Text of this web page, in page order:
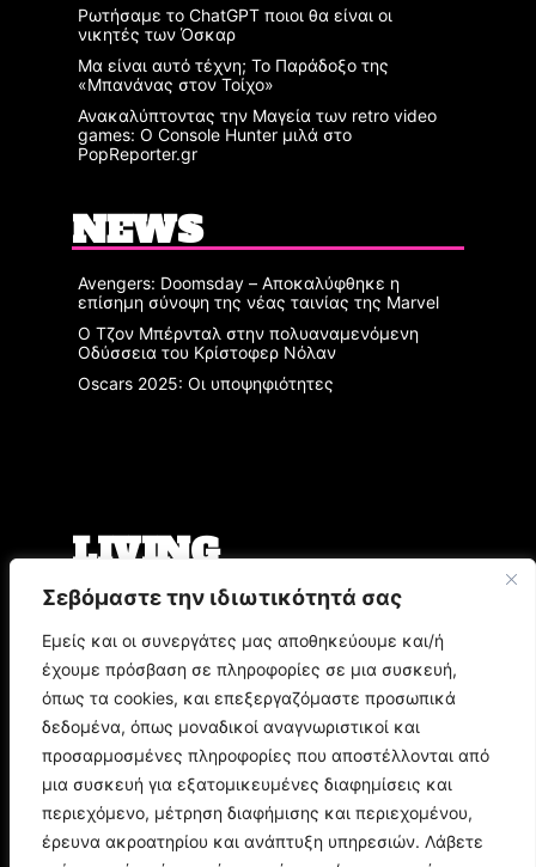
Σεβόμαστε την ιδιωτικότητά σας
Εμείς και οι συνεργάτες μας αποθηκεύουμε και/ή
έχουμε πρόσβαση σε πληροφορίες σε μια συσκευή,
όπως τα cookies, και επεξεργαζόμαστε προσωπικά
δεδομένα, όπως μοναδικοί αναγνωριστικοί και
προσαρμοσμένες πληροφορίες που αποστέλλονται από
μια συσκευή για εξατομικευμένες διαφημίσεις και
περιεχόμενο, μέτρηση διαφήμισης και περιεχομένου,
έρευνα ακροατηρίου και ανάπτυξη υπηρεσιών. Λάβετε
Ρωτήσαμε το ChatGPT ποιοι θα είναι οι
νικητές των Όσκαρ
Μα είναι αυτό τέχνη; Το Παράδοξο της
«Μπανάνας στον Τοίχο»
Ανακαλύπτοντας την Μαγεία των retro video
games: Ο Console Hunter μιλά στο
PopReporter.gr
NEWS
Avengers: Doomsday – Αποκαλύφθηκε η
επίσημη σύνοψη της νέας ταινίας της Marvel
Ο Τζον Μπέρνταλ στην πολυαναμενόμενη
Οδύσσεια του Κρίστοφερ Νόλαν
Oscars 2025: Οι υποψηφιότητες
LIVING
Ο Άρης Μπινιάρης σκηνοθετεί τη «Δίκη» του
Παπασπηλιόπουλο
Ο Δημήτρης Μυστακίδης επιστρέφει στον
Σταυρό του Νότου Plus
9.000 τίτλοι βιβλίων σε περιμένουν στο
Παζάρι Βιβλίου της Αθήνας
POP CULTURE